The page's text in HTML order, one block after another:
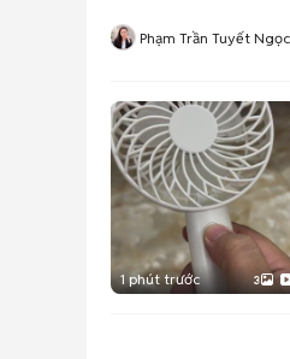
Phạm Trần Tuyết Ngọc
1 phút trước 3